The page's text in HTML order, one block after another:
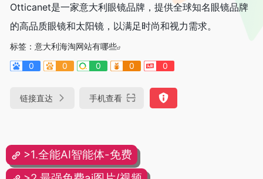
Otticanet是一家意大利眼镜品牌，提供全球知名眼镜品牌
的高品质眼镜和太阳镜，以满足时尚和视力需求。
标签： 意大利海淘网站有哪些
0
0 0 0 0
链接直达 手机查看
>1.全能AI智能体-免费